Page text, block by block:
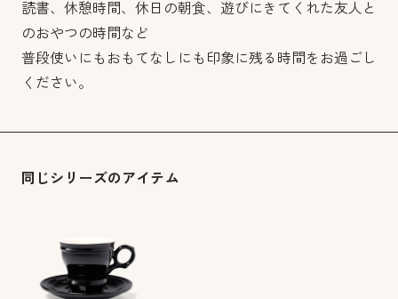
読書、休憩時間、休日の朝食、遊びにきてくれた友人と
のおやつの時間など
普段使いにもおもてなしにも印象に残る時間をお過ごし
ください。
同じシリーズのアイテム